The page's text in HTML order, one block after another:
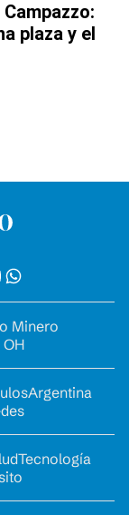
plaza y el
Minero
Argentina
Tecnología